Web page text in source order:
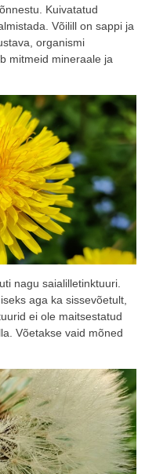
Kuivatatud
Võilill on sappi ja
organismi
mitmeid mineraale ja
nagu saialilletinktuuri.
aga ka sissevõetult,
ei ole maitsestatud
Võetakse vaid mõned